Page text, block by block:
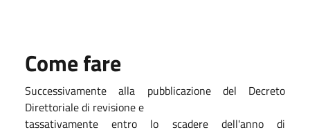
Come fare
Successivamente alla pubblicazione del Decreto
Direttoriale di revisione e
tassativamente entro lo scadere dell'anno di